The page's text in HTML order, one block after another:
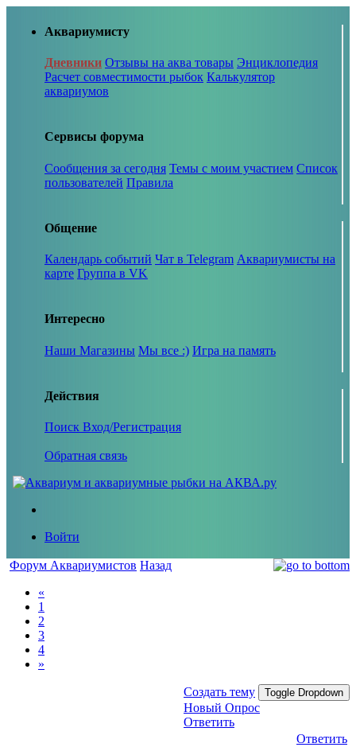
Аквариумисту
Дневники Отзывы на аква товары Энциклопедия
Расчет совместимости рыбок Калькулятор
аквариумов
Сервисы форума
Сообщения за сегодня Темы с моим участием Список
пользователей Правила
Общение
Календарь событий Чат в Telegram Аквариумисты на
карте Группа в VK
Интересно
Наши Магазины Мы все :) Игра на память
Действия
Поиск Вход/Регистрация
Обратная связь
Войти
Форум Аквариумистов Назад
«
1
2
3
4
»
Создать тему Toggle Dropdown
Новый Опрос
Ответить
Ответить